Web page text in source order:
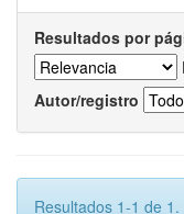
Resultados por
Autor/registro
Resultados 1-1 de 1.